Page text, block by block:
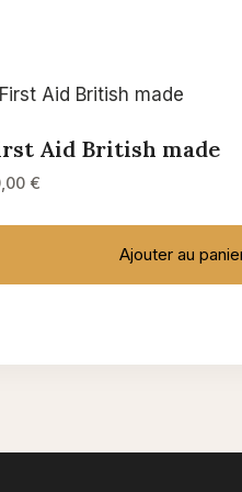
Aid British made
€
Ajouter au